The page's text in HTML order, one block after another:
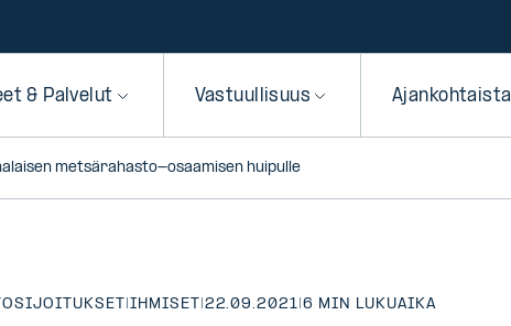
& Palvelut Vastuullisuus Ajankohtaista
metsärahasto-osaamisen huipulle
|IHMISET |22.09.2021|6 MIN LUKUAIKA